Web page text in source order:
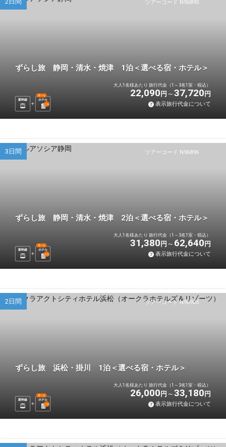
ツアーコード N96890
ずらし旅 静岡・清水・焼津 1泊＜選べる宿・ホテル＞
新幹線 ホテル
選べる
1 泊
大人1名様あたり 旅行代金（1～3名1室・税込）
22,090 円 37,720 円
表示旅行代金について
ツアーコード N96896
3日間
ずらし旅 静岡・清水・焼津 2泊＜選べる宿・ホテル＞
新幹線 ホテル
選べる
2泊
大人1名様あたり 旅行代金（1～3名1室・税込）
31,380 円 62,640 円
表示旅行代金について
ツアーコード N96905
2日間
ずらし旅 浜松・掛川 1泊＜選べる宿・ホテル＞
新幹線 ホテル
選べる
1 泊
大人1名様あたり 旅行代金（1～3名1室・税込）
26,000 円 33,180 円
表示旅行代金について